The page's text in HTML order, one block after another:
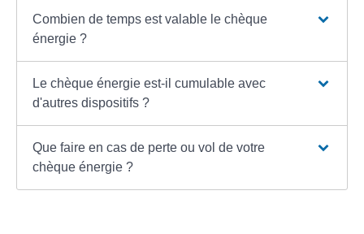
Combien de temps est valable le chèque
énergie ?
Le chèque énergie est-il cumulable avec
d'autres dispositifs ?
Que faire en cas de perte ou vol de votre
chèque énergie ?